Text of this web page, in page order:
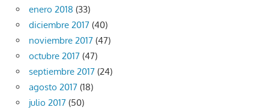
enero 2018 (33)
diciembre 2017 (40)
noviembre 2017 (47)
octubre 2017 (47)
septiembre 2017 (24)
agosto 2017 (18)
julio 2017 (50)